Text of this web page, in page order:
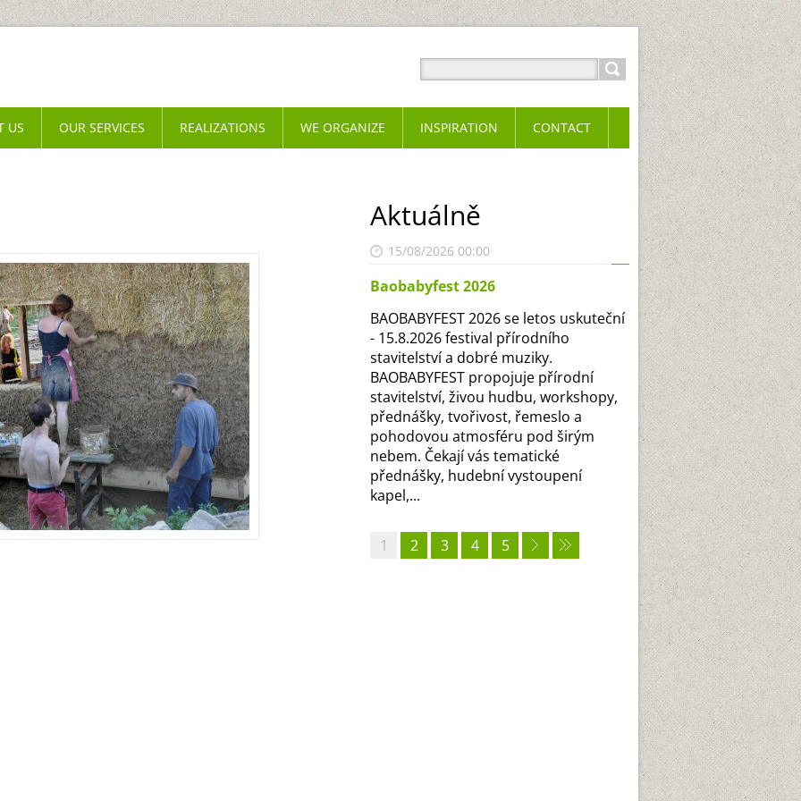
Aktuálně
15/08/2026 00:00
Baobabyfest 2026
BAOBABYFEST 2026 se letos uskuteční
- 15.8.2026 festival přírodního
stavitelství a dobré muziky.
BAOBABYFEST propojuje přírodní
stavitelství, živou hudbu, workshopy,
přednášky, tvořivost, řemeslo a
pohodovou atmosféru pod širým
nebem. Čekají vás tematické
přednášky, hudební vystoupení
kapel,...
1 2 3 4 5
US OUR SERVICES REALIZATIONS WE ORGANIZE INSPIRATION CONTACT